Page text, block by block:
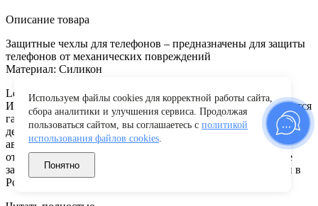
Описание товара
Защитные чехлы для телефонов – предназначены для защиты
телефонов от механических повреждений
Материал: Силикон
LeCar — это официальный российский бренд АО «Лада-
Имидж» (дочернего предприятия АвтоВАЗ), который является
гарантом качества, надежности и безопасности каждой
детали. Компания специализируется на производстве
автозапчастей, автохимии и аксессуаров для автомобилей
отечественного производства и иномарок. В производстве
запчастей задействовано несколько заводов-изготовителей в
России и за рубежом.
Используем файлы cookies для корректной работы сайта,
сбора аналитики и улучшения сервиса. Продолжая
пользоваться сайтом, вы соглашаетесь с политикой
использования файлов cookies.
Понятно